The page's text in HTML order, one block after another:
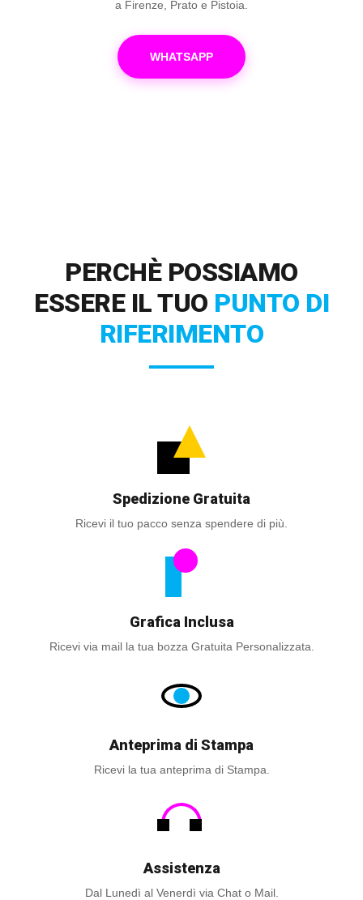
a Firenze, Prato e Pistoia.
WHATSAPP
PERCHÈ POSSIAMO
ESSERE IL TUO PUNTO DI
RIFERIMENTO
Spedizione Gratuita
Ricevi il tuo pacco senza spendere di più.
Grafica Inclusa
Ricevi via mail la tua bozza Gratuita Personalizzata.
Anteprima di Stampa
Ricevi la tua anteprima di Stampa.
Assistenza
Dal Lunedì al Venerdì via Chat o Mail.